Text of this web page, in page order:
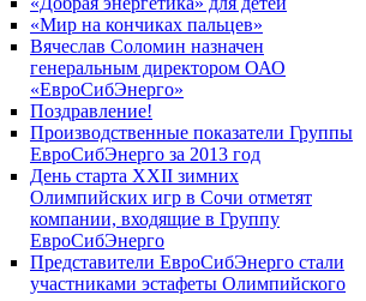
«Мир на кончиках пальцев»
Вячеслав Соломин назначен
генеральным директором ОАО
«ЕвроСибЭнерго»
Поздравление!
Производственные показатели Группы
ЕвроСибЭнерго за 2013 год
День старта XXII зимних
Олимпийских игр в Сочи отметят
компании, входящие в Группу
ЕвроСибЭнерго
Представители ЕвроСибЭнерго стали
участниками эстафеты Олимпийского